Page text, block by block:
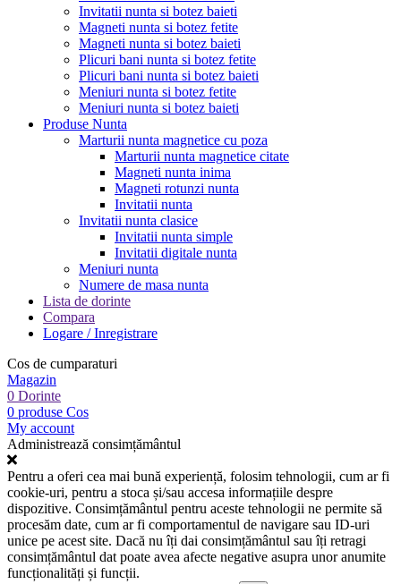
Invitatii nunta si botez baieti
Magneti nunta si botez fetite
Magneti nunta si botez baieti
Plicuri bani nunta si botez fetite
Plicuri bani nunta si botez baieti
Meniuri nunta si botez fetite
Meniuri nunta si botez baieti
Produse Nunta
Marturii nunta magnetice cu poza
Marturii nunta magnetice citate
Magneti nunta inima
Magneti rotunzi nunta
Invitatii nunta
Invitatii nunta clasice
Invitatii nunta simple
Invitatii digitale nunta
Meniuri nunta
Numere de masa nunta
Lista de dorinte
Compara
Logare / Inregistrare
Cos de cumparaturi
Magazin
0 Dorinte
0 produse Cos
My account
Administrează consimțământul
Pentru a oferi cea mai bună experiență, folosim tehnologii, cum ar fi
cookie-uri, pentru a stoca și/sau accesa informațiile despre
dispozitive. Consimțământul pentru aceste tehnologii ne permite să
procesăm date, cum ar fi comportamentul de navigare sau ID-uri
unice pe acest site. Dacă nu îți dai consimțământul sau îți retragi
consimțământul dat poate avea afecte negative asupra unor anumite
funcționalități și funcții.